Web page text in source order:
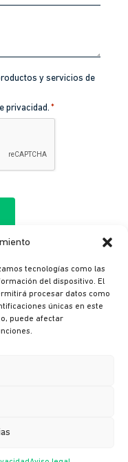
tecnologías como las
del dispositivo. El
procesar datos como
únicas en este
puede afectar
y servicios de
privacidad. *